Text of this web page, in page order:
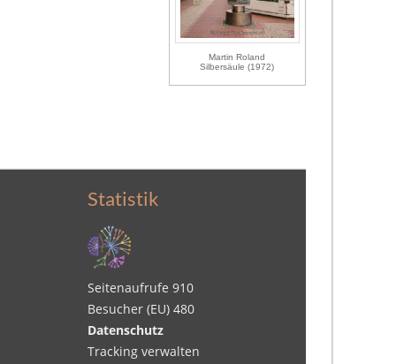
Martin Roland
Silbersäule (1972)
Statistik
Seitenaufrufe 910
Besucher (EU) 480
Datenschutz
Tracking verwalten